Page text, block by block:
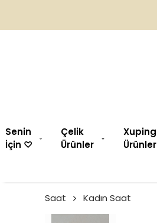
Senin
İçin ♡︎
Çelik
Ürünler
Xuping
Ürünler
Saat Kadın Saat